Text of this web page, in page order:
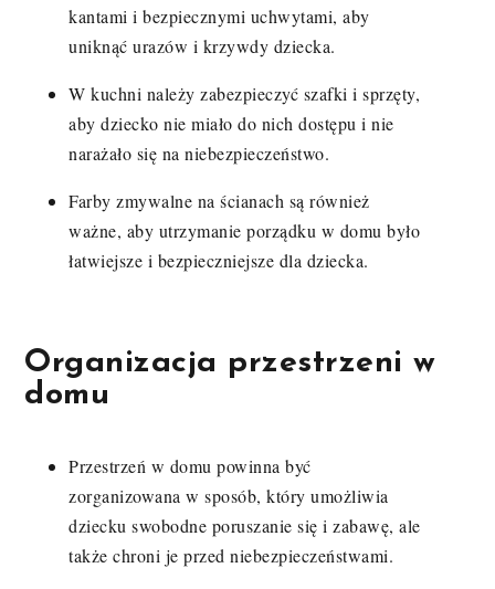
kantami i bezpiecznymi uchwytami, aby
uniknąć urazów i krzywdy dziecka.
W kuchni należy zabezpieczyć szafki i sprzęty,
aby dziecko nie miało do nich dostępu i nie
narażało się na niebezpieczeństwo.
Farby zmywalne na ścianach są również
ważne, aby utrzymanie porządku w domu było
łatwiejsze i bezpieczniejsze dla dziecka.
Organizacja przestrzeni w
domu
Przestrzeń w domu powinna być
zorganizowana w sposób, który umożliwia
dziecku swobodne poruszanie się i zabawę, ale
także chroni je przed niebezpieczeństwami.